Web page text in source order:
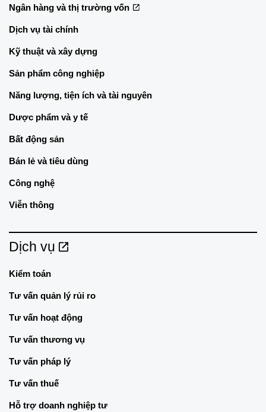
Ngân hàng và thị trường vốn
Dịch vụ tài chính
Kỹ thuật và xây dựng
Sản phẩm công nghiệp
Năng lượng, tiện ích và tài nguyên
Dược phẩm và y tế
Bất động sản
Bán lẻ và tiêu dùng
Công nghệ
Viễn thông
Dịch vụ
Kiểm toán
Tư vấn quản lý rủi ro
Tư vấn hoạt động
Tư vấn thương vụ
Tư vấn pháp lý
Tư vấn thuế
Hỗ trợ doanh nghiệp tư